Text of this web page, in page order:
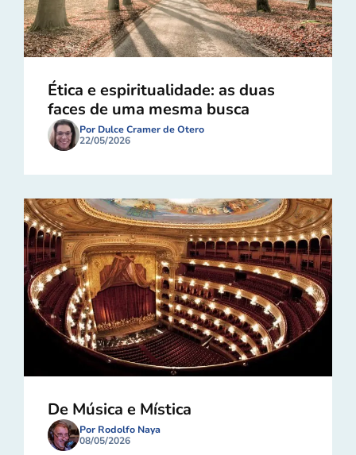
Ética e espiritualidade: as duas
faces de uma mesma busca
Por Dulce Cramer de Otero
22/05/2026
De Música e Mística
Por Rodolfo Naya
08/05/2026